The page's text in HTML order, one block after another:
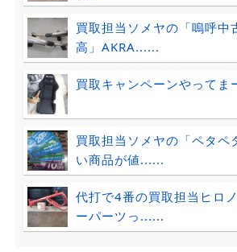
買取担当ソメヤの「嗚呼中
高」AKRA......
買取キャンペーンやってま
買取担当ソメヤの「ペタペ
い商品が値......
代打で4番の買取担当ヒロ
ーパーツっ......